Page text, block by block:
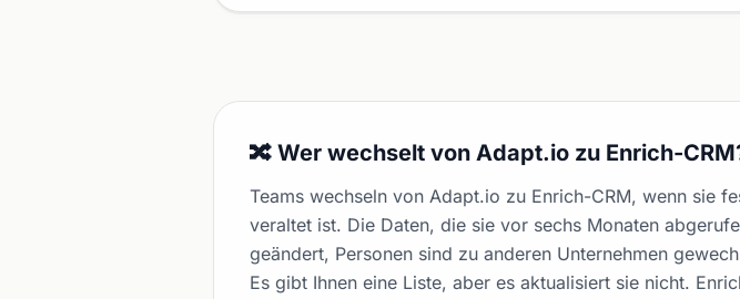
🔀 Wer wechselt von Adapt.io zu Enrich-
Teams wechseln von Adapt.io zu Enrich-CRM, wenn sie
veraltet ist. Die Daten, die sie vor sechs Monaten
geändert, Personen sind zu anderen Unternehmen
Es gibt Ihnen eine Liste, aber es aktualisiert sie nicht.